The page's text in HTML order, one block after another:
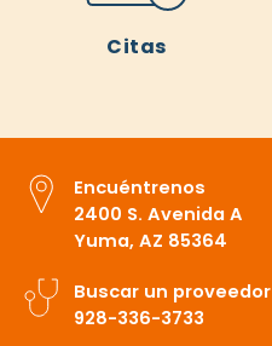
Citas
Encuéntrenos
2400 S. Avenida A
Yuma, AZ 85364
Buscar un proveedor
928-336-3733